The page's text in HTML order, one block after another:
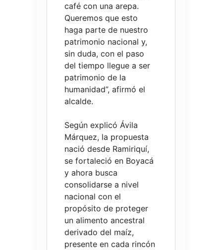
café con una arepa.
Queremos que esto
haga parte de nuestro
patrimonio nacional y,
sin duda, con el paso
del tiempo llegue a ser
patrimonio de la
humanidad”, afirmó el
alcalde.
Según explicó Ávila
Márquez, la propuesta
nació desde Ramiriquí,
se fortaleció en Boyacá
y ahora busca
consolidarse a nivel
nacional con el
propósito de proteger
un alimento ancestral
derivado del maíz,
presente en cada rincón